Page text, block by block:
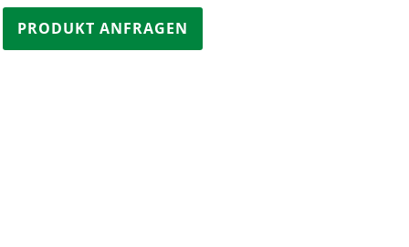
PRODUKT ANFRAGEN